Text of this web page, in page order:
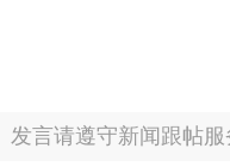
发言请遵守新闻跟帖服